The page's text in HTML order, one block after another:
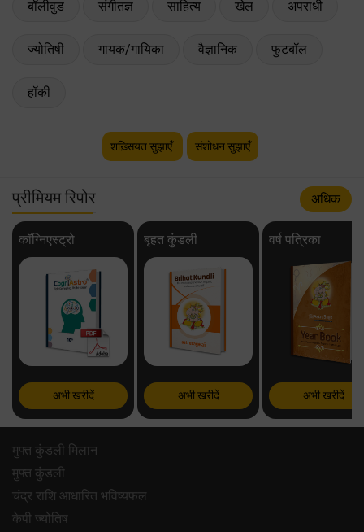
बॉलीवुड संगीतज्ञ साहित्य खेल अपराधी
ज्योतिषी गायक/गायिका वैज्ञानिक फुटबॉल
हॉकी
शख़्सियत सुझाएँ संशोधन सुझाएँ
प्रीमियम रिपोर अधिक
कॉग्निएस्ट्रो
अभी खरीदें
बृहत कुंडली
अभी खरीदें
वर्ष पत्रिका
अभी खरीदें
मुफ्त कुंडली मिलान
मुफ्त कुंडली
चंद्र राशि आधारित भविष्यफल
केपी ज्योतिष